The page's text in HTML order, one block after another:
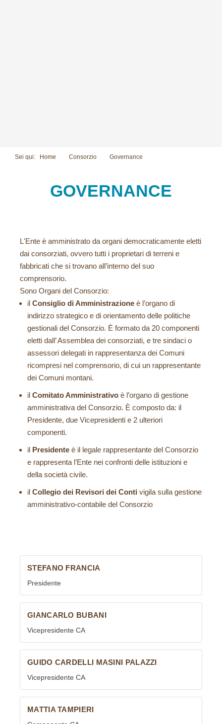
Sei qui: Home Consorzio Governance
GOVERNANCE
L'Ente è amministrato da organi democraticamente eletti
dai consorziati, ovvero tutti i proprietari di terreni e
fabbricati che si trovano all’interno del suo
comprensorio.
Sono Organi del Consorzio:
il Consiglio di Amministrazione è l’organo di
indirizzo strategico e di orientamento delle politiche
gestionali del Consorzio. È formato da 20 componenti
eletti dall’ Assemblea dei consorziati, e tre sindaci o
assessori delegati in rappresentanza dei Comuni
ricompresi nel comprensorio, di cui un rappresentante
dei Comuni montani.
il Comitato Amministrativo è l’organo di gestione
amministrativa del Consorzio. È composto da: il
Presidente, due Vicepresidenti e 2 ulteriori
componenti.
il Presidente è il legale rappresentante del Consorzio
e rappresenta l’Ente nei confronti delle istituzioni e
della società civile.
il Collegio dei Revisori dei Conti vigila sulla gestione
amministrativo-contabile del Consorzio
STEFANO FRANCIA
Presidente
GIANCARLO BUBANI
Vicepresidente CA
GUIDO CARDELLI MASINI PALAZZI
Vicepresidente CA
MATTIA TAMPIERI